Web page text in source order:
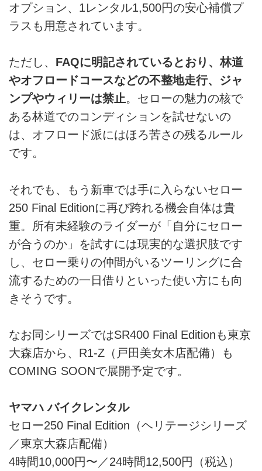
オプション、1レンタル1,500円の安心補償プ
ラスも用意されています。
ただし、 FAQに明記されているとおり、林道
やオフロードコースなどの不整地走行、ジャ
ンプやウィリーは禁止。セローの魅力の核で
ある林道でのコンディションを試せないの
は、オフロード派にはほろ苦さの残るルール
です。
それでも、もう新車では手に入らないセロー
250 Final Editionに再び跨れる機会自体は貴
重。所有未経験のライダーが「自分にセロー
が合うのか」を試すには現実的な選択肢です
し、セロー乗りの仲間がいるツーリングに合
流するための一日借りといった使い方にも向
きそうです。
なお同シリーズではSR400 Final Editionも東京
大森店から、R1-Z（戸田美女木店配備）も
COMING SOONで展開予定です。
ヤマハ バイクレンタル
セロー250 Final Edition（ヘリテージシリーズ
／東京大森店配備）
4時間10,000円〜／24時間12,500円（税込）